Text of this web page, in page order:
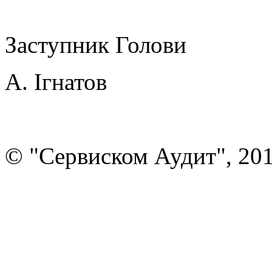
Заступник Голови
А. Ігнатов
© "Сервиском Аудит",